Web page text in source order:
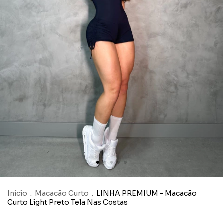
Início . Macacão Curto . LINHA PREMIUM - Macacão
Curto Light Preto Tela Nas Costas